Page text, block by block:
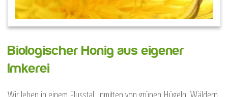
Biologischer Honig aus eigener
Imkerei